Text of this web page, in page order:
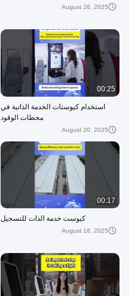
August 26, 2025
00:25
استخدام كيوستات الخدمة الذاتية في
محطات الوقود
August 20, 2025
00:17
كيوست خدمة الذات للتسجيل
August 18, 2025